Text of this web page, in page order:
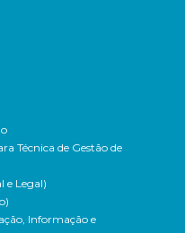
Técnica de Gestão de
e Legal)
Informação e